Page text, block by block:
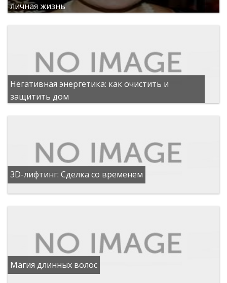
личная жизнь
Негативная энергетика: как очистить и
защитить дом
3D-лифтинг: Сделка со временем
Магия длинных волос